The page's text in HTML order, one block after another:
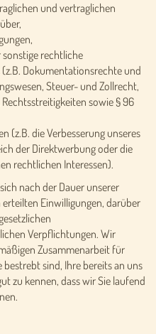
und vertraglichen
rechtliche
Dokumentationsrechte und
Steuer- und Zollrecht,
sowie § 96
(z.B. die Verbesserung unseres
der Direktwerbung oder die
rechtlichen Interessen).
nach der Dauer unserer
Einwilligungen, darüber
Verpflichtungen. Wir
Zusammenarbeit für
sind, Ihre bereits an uns
zu kennen, dass wir Sie laufend